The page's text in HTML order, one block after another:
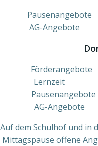
AG-Angebote
Lernzeit
AG-Angebote
Auf dem Schulhof und in
Mittagspause offene